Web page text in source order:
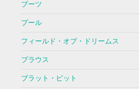
ブーツ
プール
フィールド・オブ・ドリームス
ブラウス
ブラット・ピット